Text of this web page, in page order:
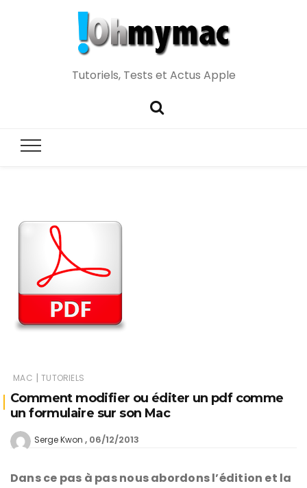
Tutoriels, Tests et Actus Apple
MAC | TUTORIELS
Comment modifier ou éditer un pdf comme
un formulaire sur son Mac
Serge Kwon 06/12/2013
Dans ce pas à pas nous abordons l’édition et la